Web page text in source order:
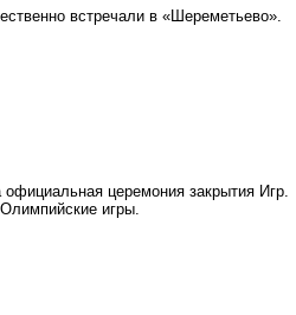
встречали в «Шереметьево».
церемония закрытия Игр.
игры.